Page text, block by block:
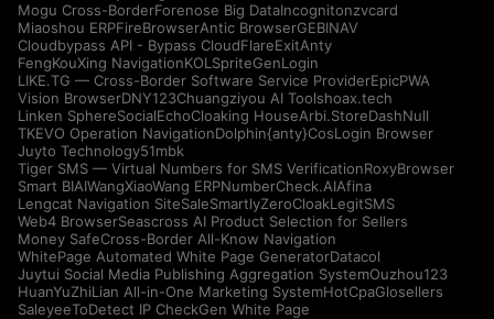
Mogu Cross-BorderForenose Big DataIncognitonzvcard
Miaoshou ERPFireBrowserAntic BrowserGEBINAV
Cloudbypass API - Bypass CloudFlareExitAnty
FengKouXing NavigationKOLSpriteGenLogin
LIKE.TG — Cross-Border Software Service ProviderEpicPWA
Vision BrowserDNY123Chuangziyou AI Toolshoax.tech
Linken SphereSocialEchoCloaking HouseArbi.StoreDashNull
TKEVO Operation NavigationDolphin{anty}CosLogin Browser
Juyto Technology51mbk
Tiger SMS — Virtual Numbers for SMS VerificationRoxyBrowser
Smart BIAIWangXiaoWang ERPNumberCheck.AIAfina
Lengcat Navigation SiteSaleSmartlyZeroCloakLegitSMS
Web4 BrowserSeascross AI Product Selection for Sellers
Money SafeCross-Border All-Know Navigation
WhitePage Automated White Page GeneratorDatacol
Juytui Social Media Publishing Aggregation SystemOuzhou123
HuanYuZhiLian All-in-One Marketing SystemHotCpaGlosellers
SaleyeeToDetect IP CheckGen White Page